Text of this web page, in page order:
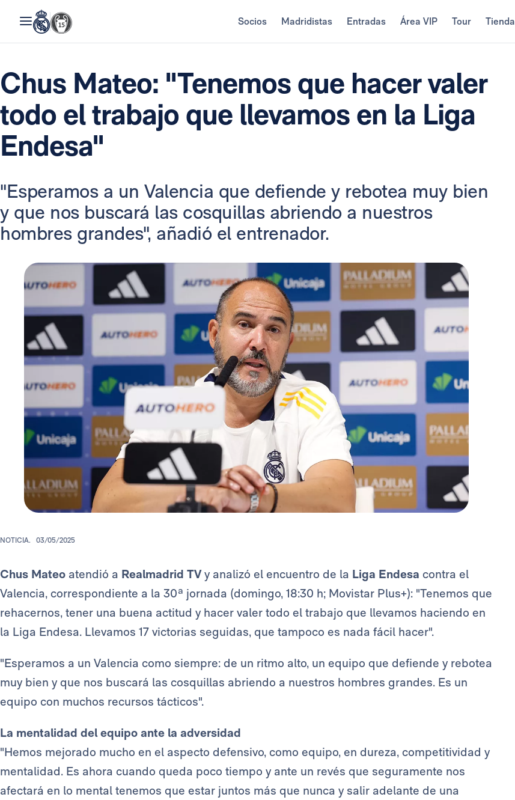
Socios Madridistas Entradas Área VIP Tour Tienda
Chus Mateo: "Tenemos que hacer valer
todo el trabajo que llevamos en la Liga
Endesa"
"Esperamos a un Valencia que defiende y rebotea muy bien
y que nos buscará las cosquillas abriendo a nuestros
hombres grandes", añadió el entrenador.
NOTICIA. 03/05/2025
Chus Mateo atendió a Realmadrid TVy analizó el encuentro de la Liga Endesa contra el
Valencia, correspondiente a la 30ª jornada (domingo, 18:30 h; Movistar Plus+): "Tenemos que
rehacernos, tener una buena actitud y hacer valer todo el trabajo que llevamos haciendo en
la Liga Endesa. Llevamos 17 victorias seguidas, que tampoco es nada fácil hacer".
"Esperamos a un Valencia como siempre: de un ritmo alto, un equipo que defiende y rebotea
muy bien y que nos buscará las cosquillas abriendo a nuestros hombres grandes. Es un
equipo con muchos recursos tácticos".
La mentalidad del equipo ante la adversidad
"Hemos mejorado mucho en el aspecto defensivo, como equipo, en dureza, competitividad y
mentalidad. Es ahora cuando queda poco tiempo y ante un revés que seguramente nos
afectará en lo mental tenemos que estar juntos más que nunca y salir adelante de una